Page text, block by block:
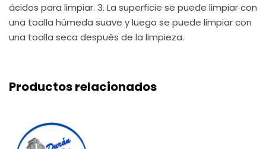
ácidos para limpiar. 3. La superficie se puede limpiar con
una toalla húmeda suave y luego se puede limpiar con
una toalla seca después de la limpieza.
Productos relacionados